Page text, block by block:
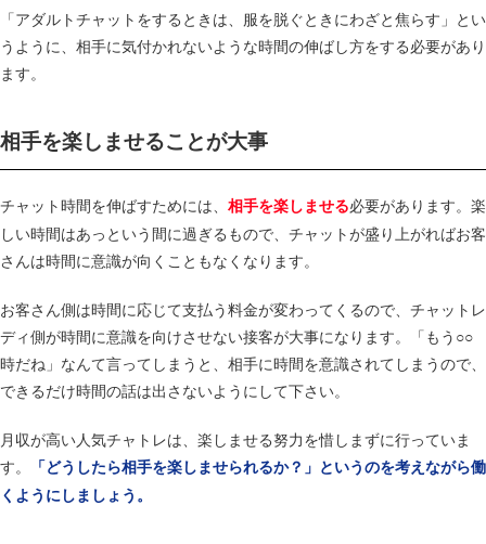
「アダルトチャットをするときは、服を脱ぐときにわざと焦らす」とい
うように、相手に気付かれないような時間の伸ばし方をする必要があり
ます。
相手を楽しませることが大事
チャット時間を伸ばすためには、 相手を楽しませる必要があります。楽
しい時間はあっという間に過ぎるもので、チャットが盛り上がればお客
さんは時間に意識が向くこともなくなります。
お客さん側は時間に応じて支払う料金が変わってくるので、チャットレ
ディ側が時間に意識を向けさせない接客が大事になります。「もう○○
時だね」なんて言ってしまうと、相手に時間を意識されてしまうので、
できるだけ時間の話は出さないようにして下さい。
月収が高い人気チャトレは、楽しませる努力を惜しまずに行っていま
す。
「どうしたら相手を楽しませられるか？」というのを考えながら働
くようにしましょう。